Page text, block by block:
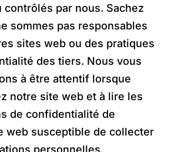
contrôlés par nous. Sachez
sommes pas responsables
sites web ou des pratiques
des tiers. Nous vous
à être attentif lorsque
notre site web et à lire les
de confidentialité de
web susceptible de collecter
personnelles.